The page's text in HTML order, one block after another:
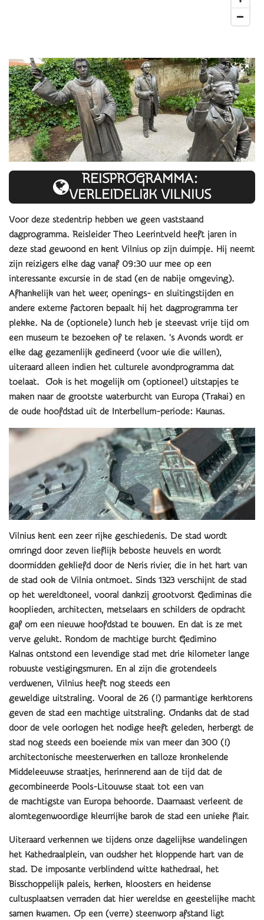
REISPROGRAMMA:
VERLEIDELIJK VILNIUS
Voor deze stedentrip hebben we geen vaststaand
dagprogramma. Reisleider Theo Leerintveld heeft jaren in
deze stad gewoond en kent Vilnius op zijn duimpje. Hij neemt
zijn reizigers elke dag vanaf 09:30 uur mee op een
interessante excursie in de stad (en de nabije omgeving).
Afhankelijk van het weer, openings- en sluitingstijden en
andere externe factoren bepaalt hij het dagprogramma ter
plekke. Na de (optionele) lunch heb je steevast vrije tijd om
een museum te bezoeken of te relaxen. 's Avonds wordt er
elke dag gezamenlijk gedineerd (voor wie die willen),
uiteraard alleen indien het culturele avondprogramma dat
toelaat. Ook is het mogelijk om (optioneel) uitstapjes te
maken naar de grootste waterburcht van Europa (Trakai) en
de oude hoofdstad uit de Interbellum-periode: Kaunas.
Vilnius kent een zeer rijke geschiedenis. De stad wordt
omringd door zeven lieflijk beboste heuvels en wordt
doormidden gekliefd door de Neris rivier, die in het hart van
de stad ook de Vilnia ontmoet. Sinds 1323 verschijnt de stad
op het wereldtoneel, vooral dankzij grootvorst Gediminas die
kooplieden, architecten, metselaars en schilders de opdracht
gaf om een nieuwe hoofdstad te bouwen. En dat is ze met
verve gelukt. Rondom de machtige burcht Gedimino
Kalnas ontstond een levendige stad met drie kilometer lange
robuuste vestigingsmuren. En al zijn die grotendeels
verdwenen, Vilnius heeft nog steeds een
geweldige uitstraling. Vooral de 26 (!) parmantige kerktorens
geven de stad een machtige uitstraling. Ondanks dat de stad
door de vele oorlogen het nodige heeft geleden, herbergt de
stad nog steeds een boeiende mix van meer dan 300 (!)
architectonische meesterwerken en talloze kronkelende
Middeleeuwse straatjes, herinnerend aan de tijd dat de
gecombineerde Pools-Litouwse staat tot een van
de machtigste van Europa behoorde. Daarnaast verleent de
alomtegenwoordige kleurrijke barok de stad een unieke flair.
Uiteraard verkennen we tijdens onze dagelijkse wandelingen
het Kathedraalplein, van oudsher het kloppende hart van de
stad. De imposante verblindend witte kathedraal, het
Bisschoppelijk paleis, kerken, kloosters en heidense
cultusplaatsen verraden dat hier wereldse en geestelijke macht
samen kwamen. Op een (verre) steenworp afstand ligt